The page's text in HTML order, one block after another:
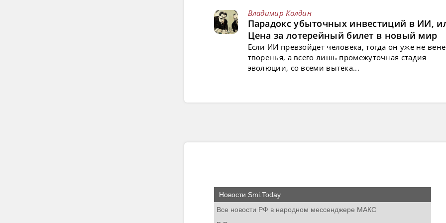
Владимир Колдин
Парадокс убыточных инвестиций в ИИ,
Цена за лотерейный билет в новый мир
Если ИИ превзойдет человека, тогда он уже не
творенья, а всего лишь промежуточная стадия
эволюции, со всеми вытека...